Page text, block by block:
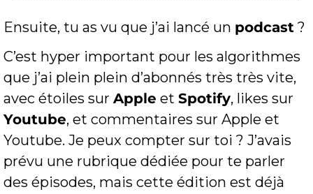
Ensuite, tu as vu que j’ai lancé un podcast ?
C’est hyper important pour les algorithmes
que j’ai plein plein d’abonnés très très vite,
avec étoiles sur Apple et Spotify
Youtube, et commentaires sur Apple et
Youtube. Je peux compter sur toi ? J’avais
prévu une rubrique dédiée pour te parler
des épisodes, mais cette édition est déjà